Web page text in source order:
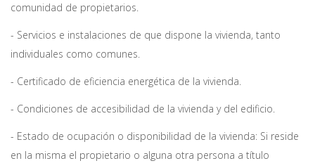
comunidad de propietarios.
- Servicios e instalaciones de que dispone la vivienda, tanto
individuales como comunes.
- Certificado de eficiencia energética de la vivienda.
- Condiciones de accesibilidad de la vivienda y del edificio.
- Estado de ocupación o disponibilidad de la vivienda: Si reside
en la misma el propietario o alguna otra persona a título